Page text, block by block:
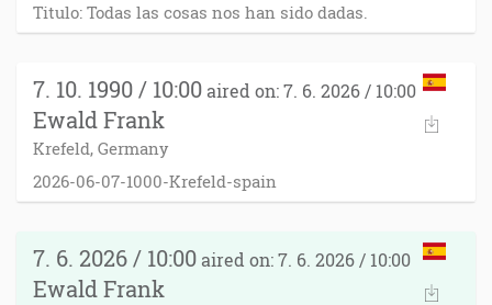
Titulo: Todas las cosas nos han sido dadas.
7. 10. 1990 / 10:00 aired on: 7. 6. 2026 / 10:00
Ewald Frank
Krefeld, Germany
2026-06-07-1000-Krefeld-spain
7. 6. 2026 / 10:00 aired on: 7. 6. 2026 / 10:00
Ewald Frank